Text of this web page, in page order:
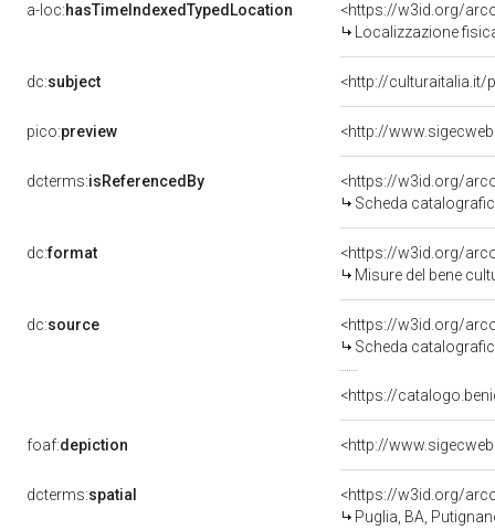
a-loc:hasTimeIndexedTypedLocation
<https://w3id.org/
Localizzazione
dc:subject <http://
pico:preview <http://
dcterms:isReferencedBy
<https://w3id.org/
Scheda
dc:format
<https://w3id.org/
Misure del bene
dc:source
<https://w3id.org/
Scheda
<https://
foaf:depiction <http://
dcterms:spatial
<https://w3id.org/
Puglia, BA,